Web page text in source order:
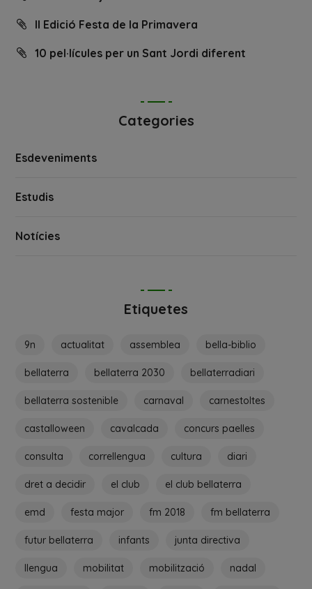
II Edició Festa de la Primavera
10 pel·lícules per un Sant Jordi diferent
Categories
Esdeveniments
Estudis
Notícies
Etiquetes
9n actualitat assemblea bella-biblio
bellaterra bellaterra 2030 bellaterradiari
bellaterra sostenible carnaval carnestoltes
castalloween cavalcada concurs paelles
consulta correllengua cultura diari
dret a decidir el club el club bellaterra
emd festa major fm 2018 fm bellaterra
futur bellaterra infants junta directiva
llengua mobilitat mobilització nadal